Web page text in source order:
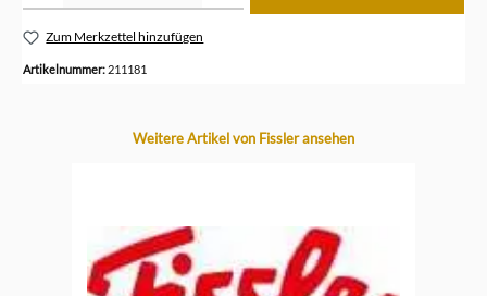
Zum Merkzettel hinzufügen
Artikelnummer: 211181
Produktgalerie überspringen
Weitere Artikel von Fissler ansehen